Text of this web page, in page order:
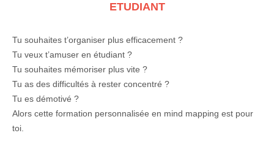
ETUDIANT
Tu souhaites t’organiser plus efficacement ?
Tu veux t’amuser en étudiant ?
Tu souhaites mémoriser plus vite ?
Tu as des difficultés à rester concentré ?
Tu es démotivé ?
Alors cette formation personnalisée en mind mapping est pour
toi.